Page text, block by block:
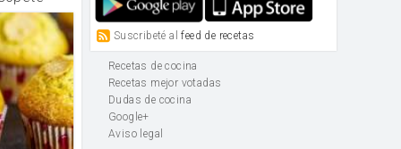
Suscribeté alfeed de recetas
Recetas de cocina
Recetas mejor votadas
Dudas de cocina
Google+
Aviso legal